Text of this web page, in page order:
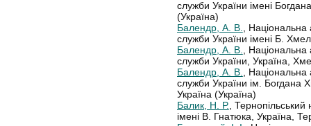
служби України імені
(Україна)
Балендр, А. В., Національна
служби України імені Б.
Балендр, А. В., Національна
служби України, Україна,
Балендр, А. В., Національна
служби України ім. Богдана
Україна (Україна)
Балик, Н. Р., Тернопільський
імені В. Гнатюка, Україна,